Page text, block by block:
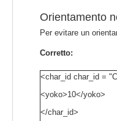
Orientamento
Per evitare un
Corretto:
<char_id char_id =
<yoko>10</yoko>
</char_id>